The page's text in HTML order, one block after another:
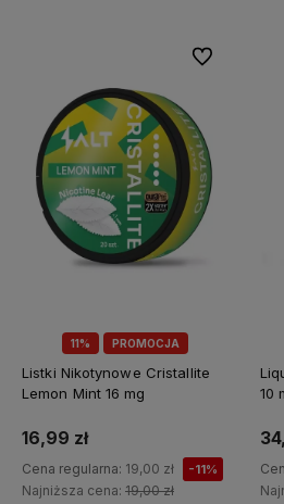
11% PROMOCJA
Listki Nikotynowe Cristallite
Lemon Mint 16 mg
16,99 zł
Cena regularna: 19,00 zł -11%
Najniższa cena: 19,00 zł
Do ulubionych
10